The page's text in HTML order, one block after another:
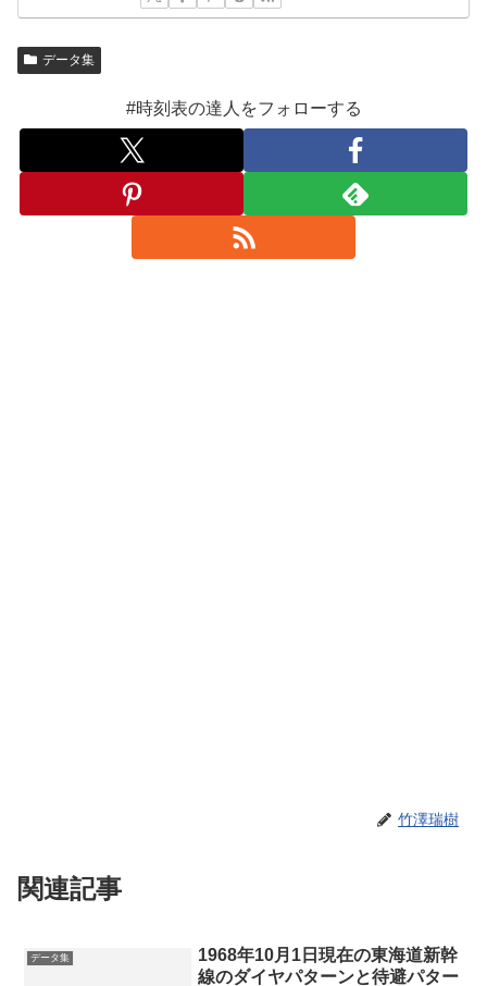
データ集
#時刻表の達人をフォローする
竹澤瑞樹
関連記事
データ集
1968年10月1日現在の東海道新幹
線のダイヤパターンと待避パター